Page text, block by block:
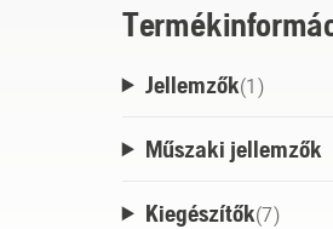
Jellemzők(1 )
Műszaki jellemzők
Kiegészítők(7)